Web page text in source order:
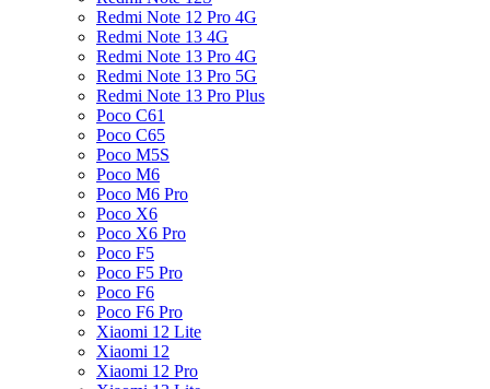
Redmi Note 12 Pro 4G
Redmi Note 13 4G
Redmi Note 13 Pro 4G
Redmi Note 13 Pro 5G
Redmi Note 13 Pro Plus
Poco C61
Poco C65
Poco M5S
Poco M6
Poco M6 Pro
Poco X6
Poco X6 Pro
Poco F5
Poco F5 Pro
Poco F6
Poco F6 Pro
Xiaomi 12 Lite
Xiaomi 12
Xiaomi 12 Pro